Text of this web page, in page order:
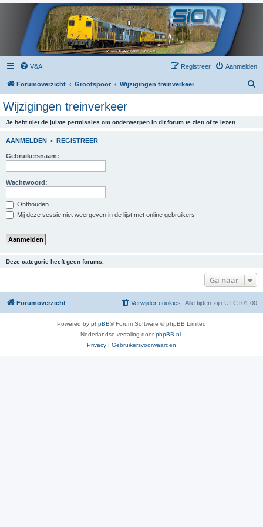
V&A Aanmelden
Registreer
Forumoverzicht Grootspoor Wijzigingen treinverkeer
Wijzigingen treinverkeer
Je hebt niet de juiste permissies om onderwerpen in dit forum te zien of te lezen.
AANMELDEN • REGISTREER
Gebruikersnaam:
Wachtwoord:
Onthouden
Mij deze sessie niet weergeven in de lijst met online gebruikers
Deze categorie heeft geen forums.
Ga naar
Forumoverzicht Alle tijden zijn UTC+01:00
Verwijder cookies
Powered by phpBB® Forum Software © phpBB Limited
Nederlandse vertaling doorphpBB.nl.
Privacy | Gebruikersvoorwaarden